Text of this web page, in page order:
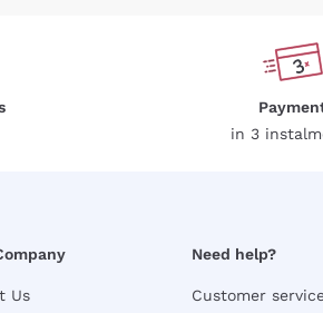
in 3
Us
Need help?
Customer